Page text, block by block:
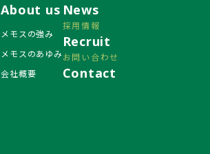
About us
メモスの強み
メモスのあゆみ
会社概要
News
採用情報
Recruit
お問い合わせ
Contact